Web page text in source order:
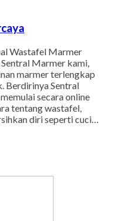
Wastafel Marmer
Marmer kami,
marmer terlengkap
Berdirinya Sentral
secara online
tentang wastafel,
diri seperti cuci…